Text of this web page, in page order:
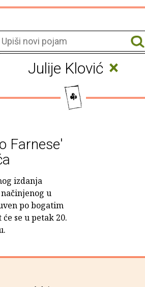
Julije Klović ×
Farnese'
izdanja
u
po bogatim
se u petak 20.